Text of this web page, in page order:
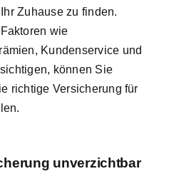
Zuhause zu finden.
wie
Kundenservice und
können Sie
richtige Versicherung für
unverzichtbar